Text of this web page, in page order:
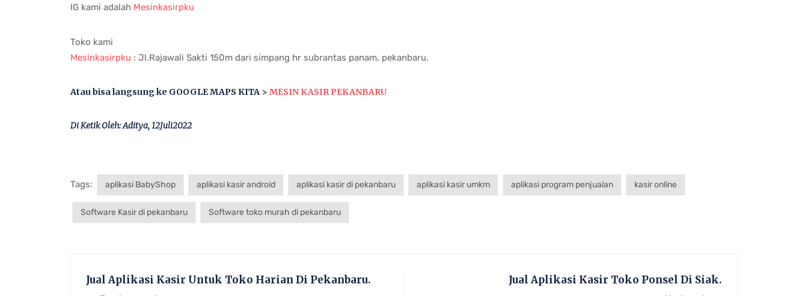
IG kami adalah Mesinkasirpku
Toko kami
Mesinkasirpku : Jl.Rajawali Sakti 150m dari simpang hr subrantas panam, pekanbaru.
Atau bisa langsung ke GOOGLE MAPS KITA > MESIN KASIR PEKANBARU
Di Ketik Oleh: Aditya, 12Juli2022
Tags: aplikasi BabyShop aplikasi kasir android aplikasi kasir di pekanbaru aplikasi kasir umkm aplikasi program penjualan kasir online
Software Kasir di pekanbaru Software toko murah di pekanbaru
Jual Aplikasi Kasir Untuk Toko Harian Di Pekanbaru. Jual Aplikasi Kasir Toko Ponsel Di Siak.